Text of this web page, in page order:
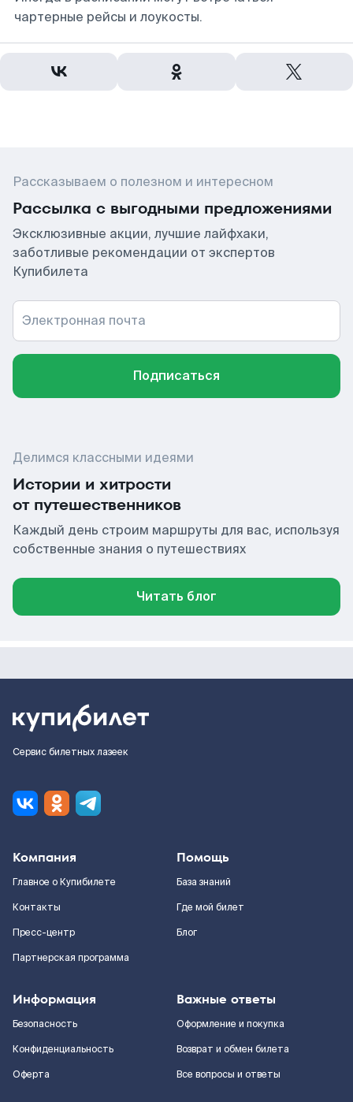
чартерные рейсы и лоукосты.
Рассказываем о полезном и интересном
Рассылка с выгодными предложениями
Эксклюзивные акции, лучшие лайфхаки,
заботливые рекомендации от экспертов
Купибилета
Электронная почта
Подписаться
Делимся классными идеями
Истории и хитрости
от путешественников
Каждый день строим маршруты для вас, используя
собственные знания о путешествиях
Читать блог
Сервис билетных лазеек
Компания
Главное о Купибилете
Контакты
Пресс-центр
Партнерская программа
Помощь
База знаний
Где мой билет
Блог
Информация
Безопасность
Конфиденциальность
Оферта
Важные ответы
Оформление и покупка
Возврат и обмен билета
Все вопросы и ответы